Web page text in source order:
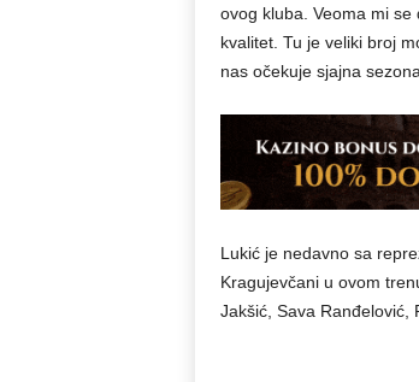
ovog kluba. Veoma mi
kvalitet. Tu je veliki broj
nas očekuje sjajna
Lukić je nedavno sa
Kragujevčani u ovom
Jakšić, Sava Ranđelović,